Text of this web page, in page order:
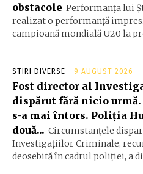
obstacole Performanța lui
realizat o performanță
campioană mondială U20 la
STIRI DIVERSE 9 AUGUST 2026
Fost director al
dispărut fără nicio urmă.
s-a mai întors. Poliția
două... Circumstanțele
Investigațiilor Criminale,
deosebită în cadrul poliției, a